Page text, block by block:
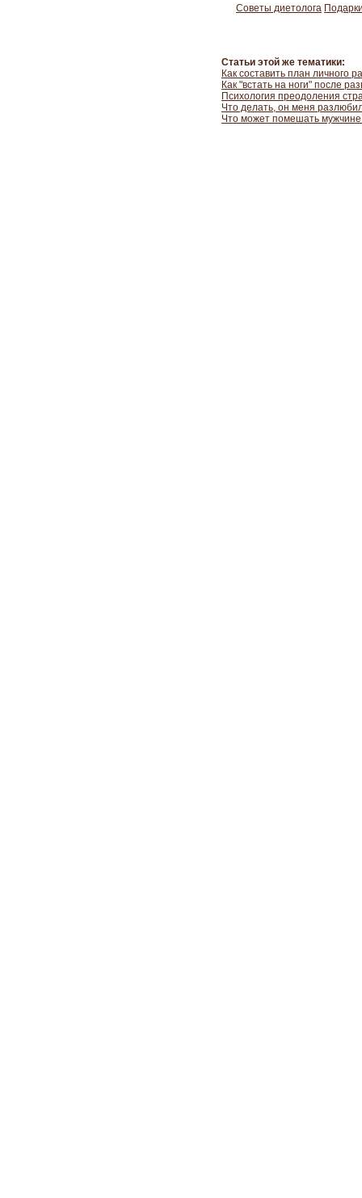
Советы диетолога
Статьи этой же тематики:
Как составить план личного
Как "встать на ноги" после
Психология преодоления
Что делать, он меня
Что может помешать мужчине